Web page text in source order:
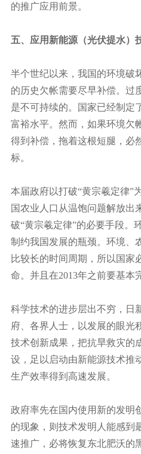
的推广应用前景。
五、应用新能源（光伏提水）
半个世纪以来，我国的环境破
的历史欠帐需要尽早补偿。过
是不可持续的。国家已经制定
富裕水平。然而，如果环境欠
得到补偿，拖着这根短腿，必
标。
本届政府以打破“黄宗羲定律”
国农业人口从温饱问题解放出
破“黄宗羲定律”的必要手段。
制约我国发展的瓶颈。环境、
比较长的时间周期，所以国家
命。并且在2013年之前要基本
科学技术的进步层出不穷，日
府、各界人士，以发展的眼光
技术创新成果，把抗旱救灾的
设，足以启动由新能源技术推
生产效率得到高速发展。
政府率先在国内使用新的发明
的现象，则技术发明人能感到
速推广，必将恢复东北肥沃的